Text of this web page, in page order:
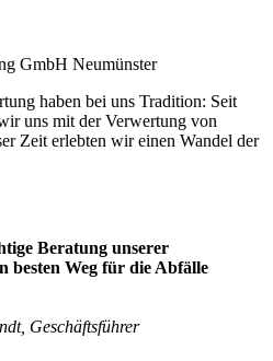
haben bei uns Tradition: Seit
uns mit der Verwertung von
Zeit erlebten wir einen Wandel der
Beratung unserer
besten Weg für die Abfälle
Geschäftsführer